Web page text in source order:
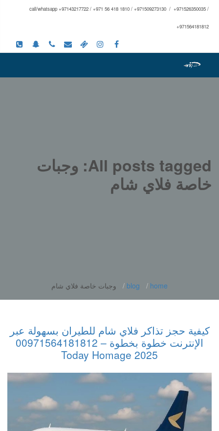
call/whatsapp +97143217722 / +971 56 418 1810 / +971509273130 / +971526350035 /
+971564181812
All posts tagged: وجبات
خاصة فلاي شام
home
blog وجبات خاصة فلاي شام
كيفية حجز تذاكر فلاي شام للطيران بسهولة عبر
الإنترنت خطوة بخطوة – 00971564181812
2025 Today Homage